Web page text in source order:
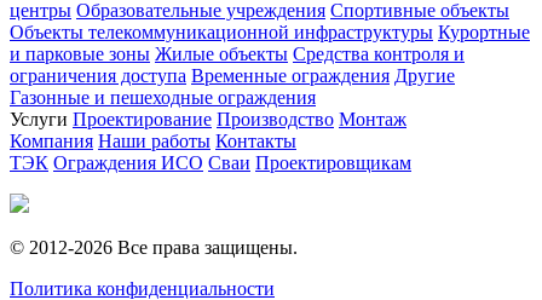
центры Образовательные учреждения Спортивные объекты
Объекты телекоммуникационной инфраструктуры Курортные
и парковые зоны Жилые объекты Средства контроля и
ограничения доступа Временные ограждения Другие
Газонные и пешеходные ограждения
Услуги Проектирование Производство Монтаж
Компания Наши работы Контакты
ТЭК Ограждения ИСО Сваи Проектировщикам
© 2012-2026 Все права защищены.
Политика конфиденциальности